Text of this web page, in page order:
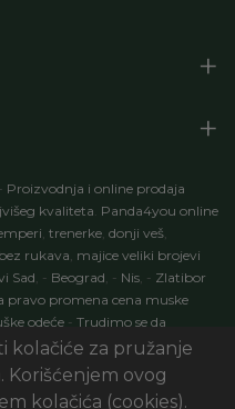
- Proizvodnja i online prodaja
kvaliteta. Panda4you online
, trenerke, donji veš,
rukava, majice veliki brojevi
Sad, - Beograd, - Nis, - Zlatibor
pravo promena cena muske
odeće - Trudimo se da
opisi proizvoda -Development
AI Digital
kolačiće za pružanje
Korišćenjem ovog
kolačića (cookies).